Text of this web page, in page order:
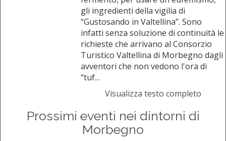
gli ingredienti della vigilia di
“Gustosando in Valtellina”. Sono
infatti senza soluzione di continuità le
richieste che arrivano al Consorzio
Turistico Valtellina di Morbegno dagli
avventori che non vedono l'ora di
“tuf...
Visualizza testo completo
Prossimi eventi nei dintorni di
Morbegno